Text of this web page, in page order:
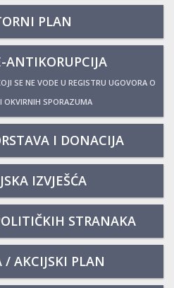
PLAN
ANTIKORUPCIJA
SE NE VODE U REGISTRU UGOVORA O
OKVIRNIH SPORAZUMA
I DONACIJA
IZVJEŠĆA
STRANAKA
/ AKCIJSKI PLAN